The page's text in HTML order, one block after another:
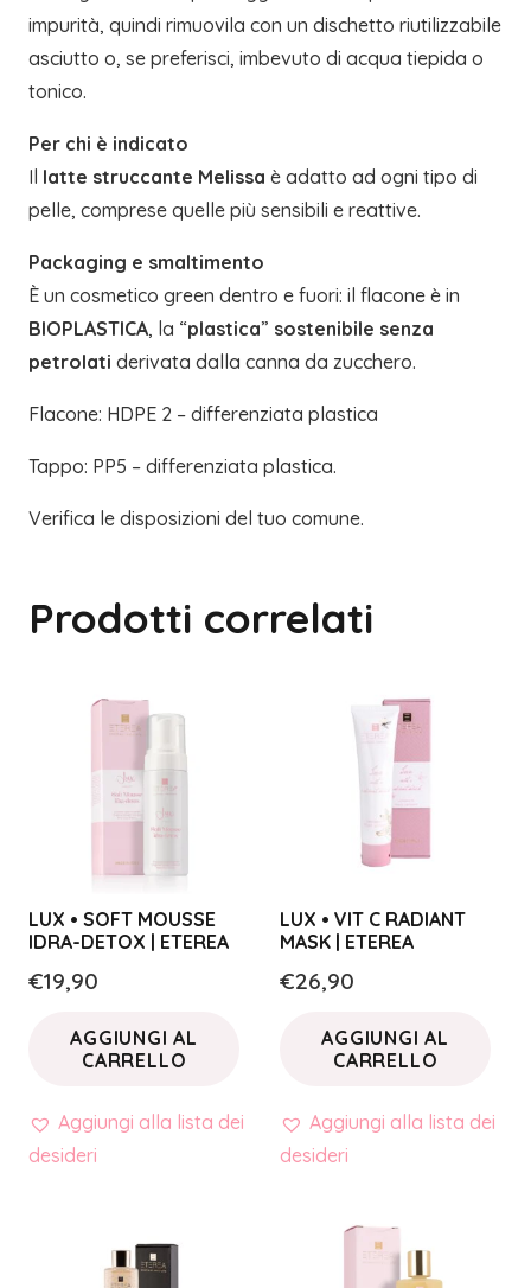
impurità, quindi rimuovila con un dischetto riutilizzabile
asciutto o, se preferisci, imbevuto di acqua tiepida o
tonico.
Per chi è indicato
Il latte struccante Melissa è adatto ad ogni tipo di
pelle, comprese quelle più sensibili e reattive.
Packaging e smaltimento
È un cosmetico green dentro e fuori: il flacone è in
BIOPLASTICA, la “plastica” sostenibile senza
petrolati derivata dalla canna da zucchero.
Flacone: HDPE 2 – differenziata plastica
Tappo: PP5 – differenziata plastica.
Verifica le disposizioni del tuo comune.
Prodotti correlati
LUX • SOFT MOUSSE
IDRA-DETOX | ETEREA
€19,90
AGGIUNGI AL
CARRELLO
Aggiungi alla lista dei
desideri
LUX • VIT C RADIANT
MASK | ETEREA
€26,90
AGGIUNGI AL
CARRELLO
Aggiungi alla lista dei
desideri